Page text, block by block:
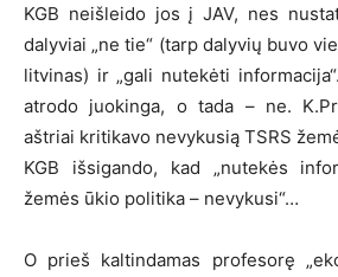
KGB neišleido jos į JAV, nes
dalyviai „ne tie“ (tarp dalyvių buvo
litvinas) ir „gali nutekėti
atrodo juokinga, o tada – ne.
aštriai kritikavo nevykusią TSRS
KGB išsigando, kad „nutekės
žemės ūkio politika – nevykusi“…
O prieš kaltindamas profesorę